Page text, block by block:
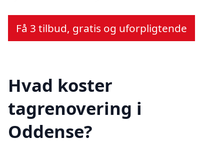
Få 3 tilbud, gratis og uforpligtende
Hvad koster
tagrenovering i
Oddense?